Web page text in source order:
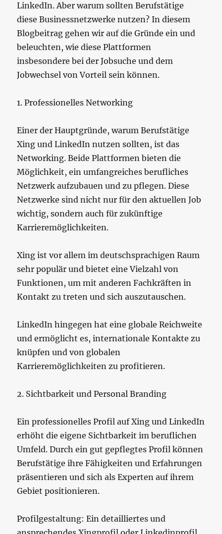
LinkedIn. Aber warum sollten Berufstätige
diese Businessnetzwerke nutzen? In diesem
Blogbeitrag gehen wir auf die Gründe ein und
beleuchten, wie diese Plattformen
insbesondere bei der Jobsuche und dem
Jobwechsel von Vorteil sein können.
1. Professionelles Networking
Einer der Hauptgründe, warum Berufstätige
Xing und LinkedIn nutzen sollten, ist das
Networking. Beide Plattformen bieten die
Möglichkeit, ein umfangreiches berufliches
Netzwerk aufzubauen und zu pflegen. Diese
Netzwerke sind nicht nur für den aktuellen Job
wichtig, sondern auch für zukünftige
Karrieremöglichkeiten.
Xing ist vor allem im deutschsprachigen Raum
sehr populär und bietet eine Vielzahl von
Funktionen, um mit anderen Fachkräften in
Kontakt zu treten und sich auszutauschen.
LinkedIn hingegen hat eine globale Reichweite
und ermöglicht es, internationale Kontakte zu
knüpfen und von globalen
Karrieremöglichkeiten zu profitieren.
2. Sichtbarkeit und Personal Branding
Ein professionelles Profil auf Xing und LinkedIn
erhöht die eigene Sichtbarkeit im beruflichen
Umfeld. Durch ein gut gepflegtes Profil können
Berufstätige ihre Fähigkeiten und Erfahrungen
präsentieren und sich als Experten auf ihrem
Gebiet positionieren.
Profilgestaltung: Ein detailliertes und